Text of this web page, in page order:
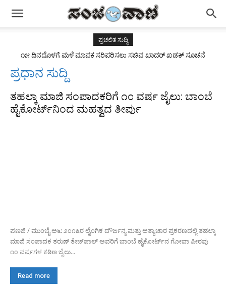
ಪ್ರಚಲಿತ ಸುದ್ಧಿ
೧೫ ದಿನದೊಳಗೆ ಮಳೆ ಮಾಪಕ ಸರಿಪರಿಸಲು ಸಚಿವ ಖಾದರ್ ಖಡಕ್ ಸೂಚನೆ
ಪ್ರಧಾನ ಸುದ್ದಿ
ತಹಲ್ಕಾ ಮಾಜಿ ಸಂಪಾದಕರಿಗೆ ೧೦ ವರ್ಷ ಜೈಲು: ಬಾಂಬೆ
ಹೈಕೋರ್ಟ್‌ನಿಂದ ಮಹತ್ವದ ತೀರ್ಪು
ಪಣಜಿ / ಮುಂಬೈ ಅ೬: ೨೦೧೩ರ ಲೈಂಗಿಕ ದೌರ್ಜನ್ಯ ಮತ್ತು ಅತ್ಯಾಚಾರ ಪ್ರಕರಣದಲ್ಲಿ ತಹಲ್ಕಾ
ಮಾಜಿ ಸಂಪಾದಕ ತರುಣ್ ತೇಜ್‌ಪಾಲ್ ಅವರಿಗೆ ಬಾಂಬೆ ಹೈಕೋರ್ಟ್‌ನ ಗೋವಾ ಪೀಠವು
೧೦ ವರ್ಷಗಳ ಕಠಿಣ ಜೈಲು...
Read more